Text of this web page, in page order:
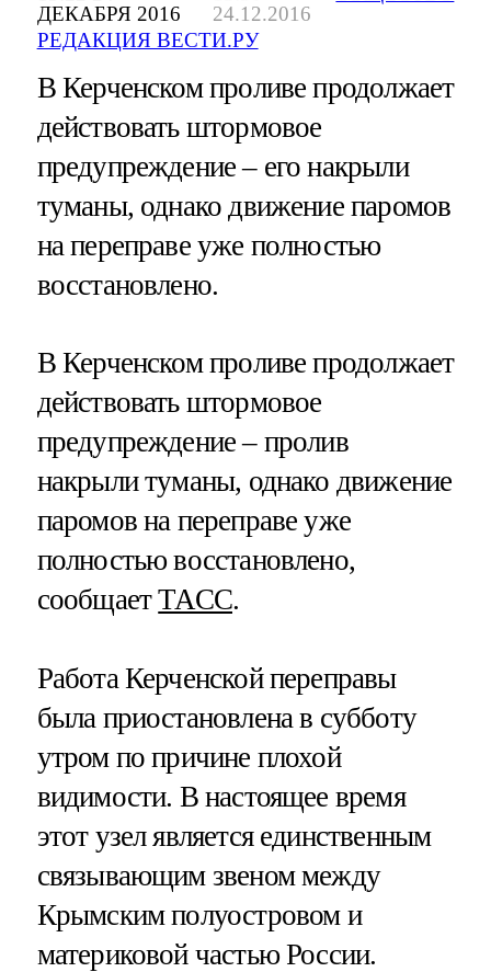
ДЕКАБРЯ 2016
24.12.2016
РЕДАКЦИЯ ВЕСТИ.РУ
В Керченском проливе продолжает
действовать штормовое
предупреждение – его накрыли
туманы, однако движение паромов
на переправе уже полностью
восстановлено.
В Керченском проливе продолжает
действовать штормовое
предупреждение – пролив
накрыли туманы, однако движение
паромов на переправе уже
полностью восстановлено,
сообщаетТАСС.
Работа Керченской переправы
была приостановлена в субботу
утром по причине плохой
видимости. В настоящее время
этот узел является единственным
связывающим звеном между
Крымским полуостровом и
материковой частью России.